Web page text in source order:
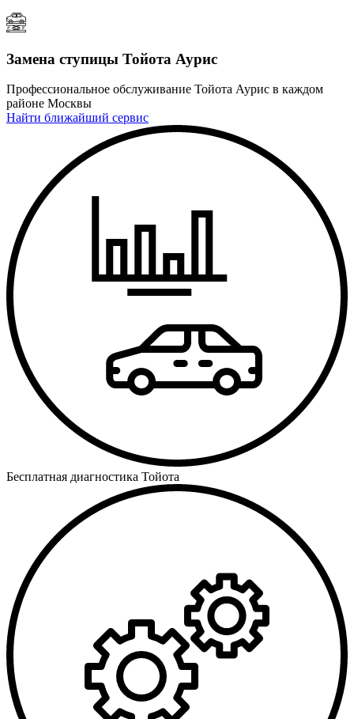
Замена ступицы Тойота Аурис
Профессиональное обслуживание Тойота Аурис в каждом
районе Москвы
Найти ближайший сервис
Бесплатная диагностика Тойота